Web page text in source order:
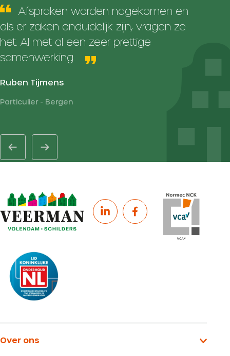
Afspraken worden nagekomen en
als er zaken onduidelijk zijn, vragen ze
het. Al met al een zeer prettige
samenwerking.
Ruben Tijmens
Particulier - Bergen
Over ons